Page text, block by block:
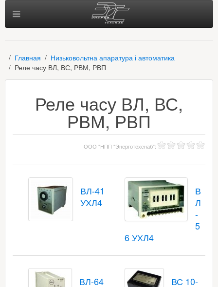
Главная
Низьковольтна апаратура і автоматика
Реле часу ВЛ, ВС, РВМ, РВП
Реле часу ВЛ, ВС,
РВМ, РВП
ООО "НПП "Энерготехснаб":
ВЛ-41
УХЛ4
В
Л
-
5
6 УХЛ4
ВЛ-64
ВС 10-